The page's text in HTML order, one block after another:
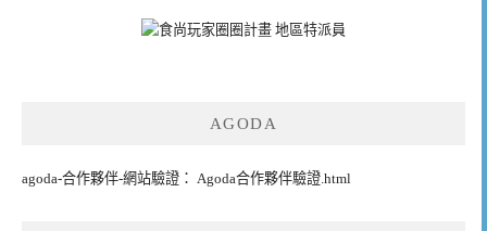
AGODA
agoda-合作夥伴-網站驗證： Agoda合作夥伴驗證.html